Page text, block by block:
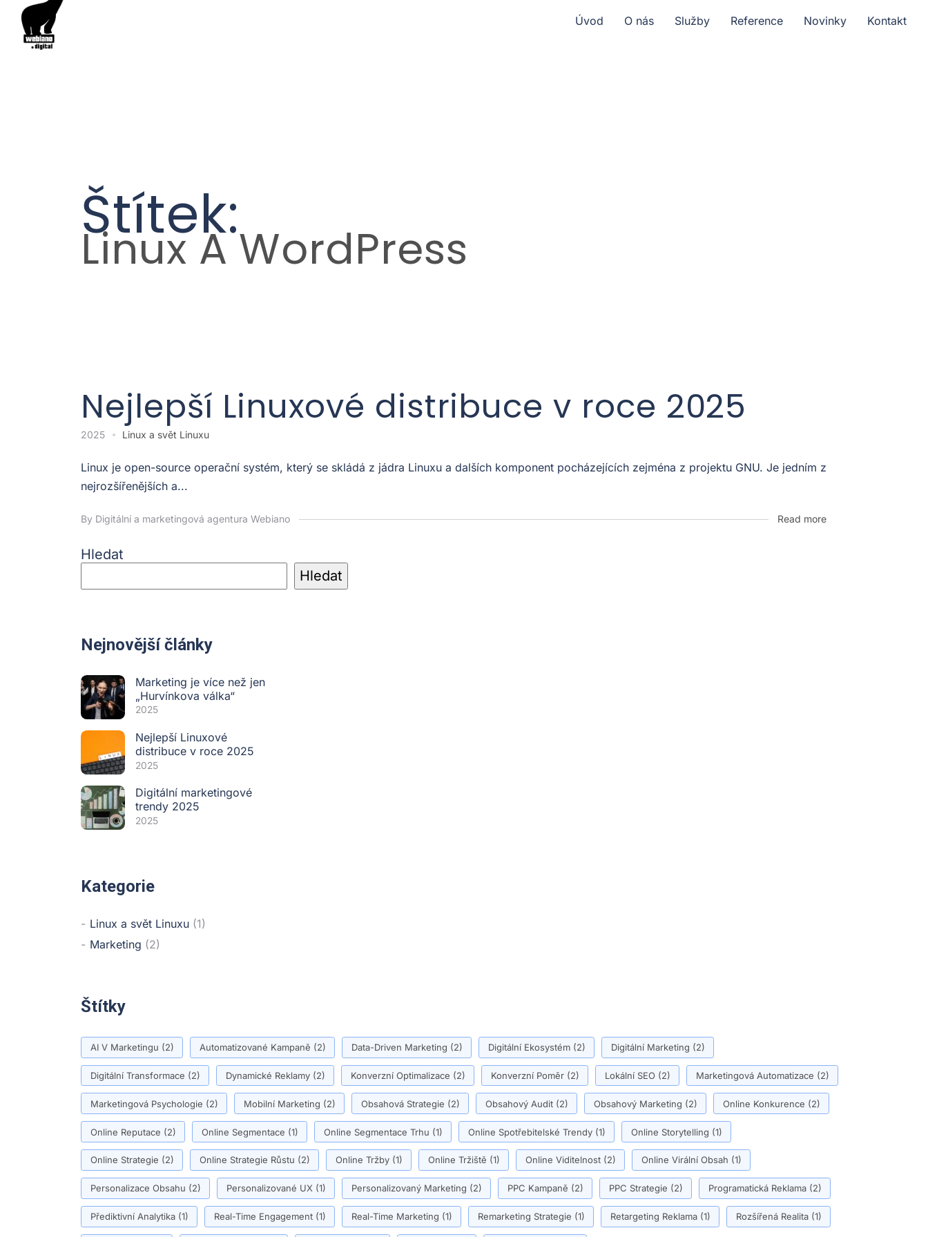
Úvod O nás Služby Reference Novinky Kontakt
Štítek:
Linux A WordPress
Nejlepší Linuxové distribuce v roce 2025
2025 Linux a svět Linuxu
Linux je open-source operační systém, který se skládá z jádra Linuxu a dalších komponent pocházejících zejména z projektu GNU. Je jedním z
nejrozšířenějších a...
By Digitální a marketingová agentura Webiano Read more
Hledat
Hledat
Nejnovější články
Marketing je více než jen
„Hurvínkova válka“
2025
Nejlepší Linuxové
distribuce v roce 2025
2025
Digitální marketingové
trendy 2025
2025
Kategorie
Linux a svět Linuxu (1)
Marketing (2)
Štítky
AI V Marketingu (2) Automatizované Kampaně (2) Data-Driven Marketing (2) Digitální Ekosystém(2) Digitální Marketing (2)
Digitální Transformace (2) Dynamické Reklamy(2) Konverzní Optimalizace (2) Konverzní Poměr(2) Lokální SEO(2) Marketingová Automatizace (2)
Marketingová Psychologie (2) Mobilní Marketing (2) Obsahová Strategie (2) Obsahový Audit(2) Obsahový Marketing (2) Online Konkurence (2)
Online Reputace (2) Online Segmentace (1) Online Segmentace Trhu (1) Online Spotřebitelské Trendy(1) Online Storytelling (1)
Online Strategie (2) Online Strategie Růstu (2) Online Tržby(1) Online Tržiště (1) Online Viditelnost(2) Online Virální Obsah (1)
Personalizace Obsahu (2) Personalizované UX(1) Personalizovaný Marketing (2) PPC Kampaně (2) PPC Strategie (2) Programatická Reklama(2)
Přediktivní Analytika(1) Real-Time Engagement(1) Real-Time Marketing (1) Remarketing Strategie (1) Retargeting Reklama(1) Rozšířená Realita(1)